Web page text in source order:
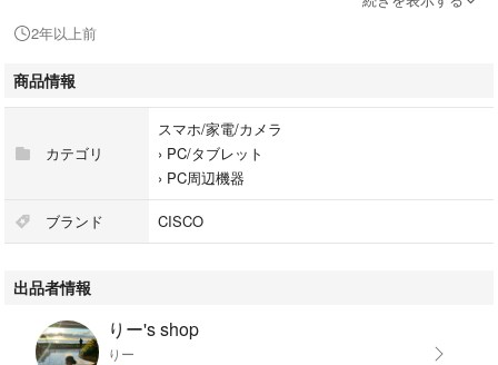
となるルータ (モデム) の準備が別途必要となります。他社製品を利用して
いる既存インターネット環境 (LAN側IPv4対応 ) に本アクセスポイントを
接続してご使用いただくことも可能です。この場合、Meraki Go の Wi-Fi
アクセスポイントのみを管理します。
中古品ではありますが綺麗な状態です。
買い替えのため出品いたします。
他にもシスコ出品しております。
2年以上前
商品情報
カテゴリ
スマホ/家電/カメラ
› PC/タブレット
› PC周辺機器
ブランド CISCO
出品者情報
りー's shop
りー